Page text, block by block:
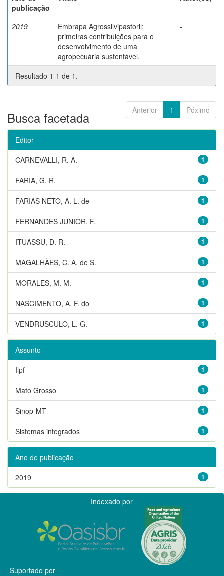
publicação
2019
Embrapa Agrossilvipastoril:
primeiras contribuições para o
desenvolvimento de uma
agropecuária sustentável.
-
Resultado 1-1 de 1.
Anterior 1 Póximo
Busca facetada
Editor
1
CARNEVALLI, R. A.
1
FARIA, G. R.
1
FARIAS NETO, A. L. de
1
FERNANDES JUNIOR, F.
1
ITUASSU, D. R.
1
MAGALHÃES, C. A. de S.
1
MORALES, M. M.
1
NASCIMENTO, A. F. do
1
VENDRUSCULO, L. G.
Assunto
1
Ilpf
1
Mato Grosso
1
Sinop-MT
1
Sistemas integrados
Ano de publicação
1
2019
Indexado por
Suportado por